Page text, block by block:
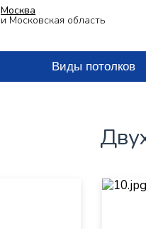
Москва
и Московская область
Виды потолков